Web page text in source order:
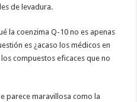
de levadura.
la coenzima Q-10 no es apenas
es ¿acaso los médicos en
compuestos eficaces que no
parece maravillosa como la